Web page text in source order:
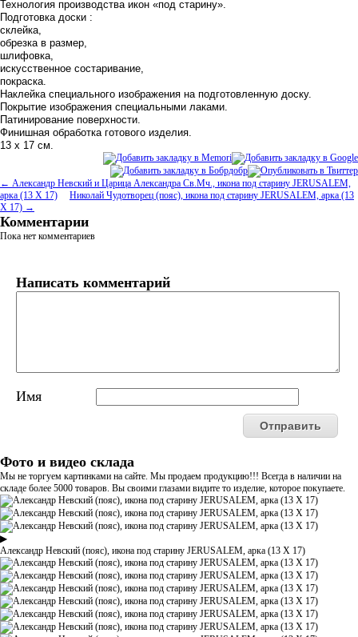
Технология производства икон «под старину».
Подготовка доски :
склейка,
обрезка в размер,
шлифовка,
искусственное состаривание,
покраска.
Наклейка специального изображения на подготовленную доску.
Покрытие изображения специальными лаками.
Патинирование поверхности.
Финишная обработка готового изделия.
13 х 17 см.
← Александр Невский и Царица Александра Св.Мч., икона под старину JERUSALEM,
арка (13 Х 17)
Николай Чудотворец (пояс), икона под старину JERUSALEM, арка (13
Х 17) →
Комментарии
Пока нет комментариев
Написать комментарий
Имя
Фото и видео склада
Мы не торгуем картинками на сайте. Мы продаем продукцию!!! Всегда в наличии на
складе более 5000 товаров. Вы своими глазами видите то изделие, которое покупаете.
▶
Александр Невский (пояс), икона под старину JERUSALEM, арка (13 Х 17)